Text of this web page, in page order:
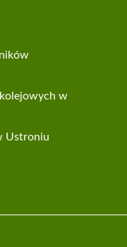
w
Ustroniu